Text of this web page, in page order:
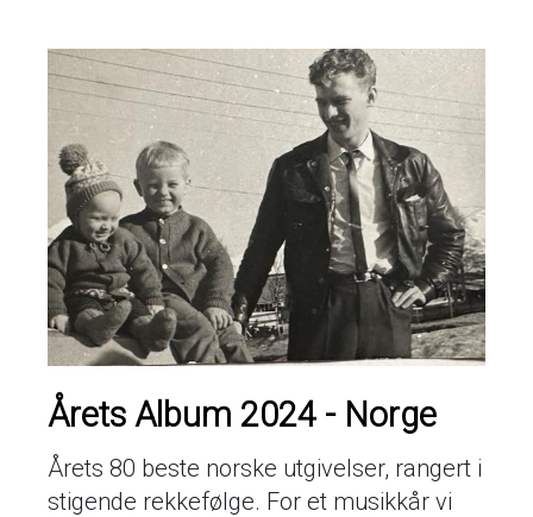
Årets Album 2024 - Norge
Årets 80 beste norske utgivelser, rangert i
stigende rekkefølge. For et musikkår vi